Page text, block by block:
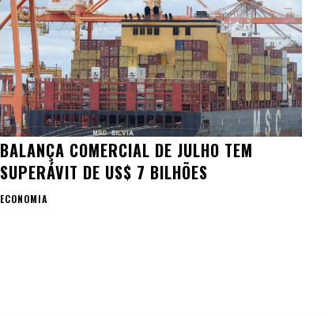
BALANÇA COMERCIAL DE JULHO TEM
SUPERÁVIT DE US$ 7 BILHÕES
ECONOMIA